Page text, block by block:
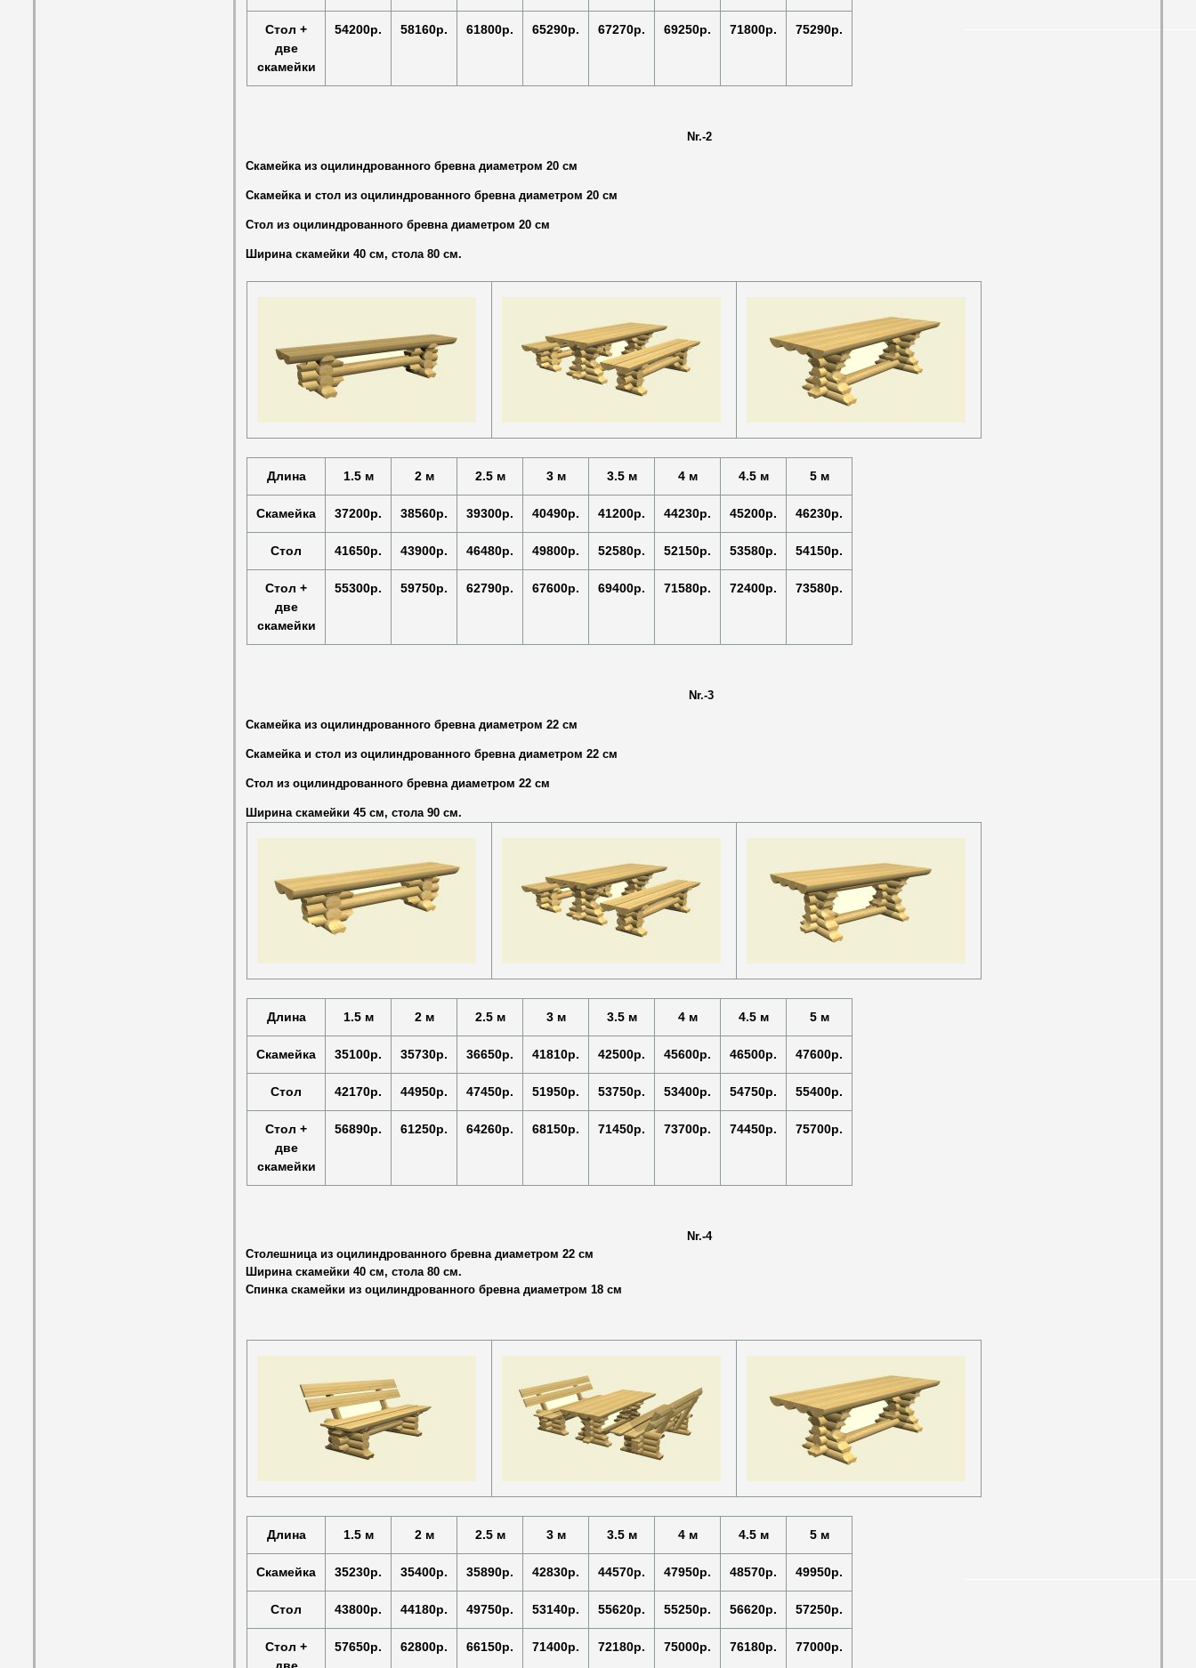
Стол +
две
скамейки
54200р. 58160р. 61800р. 65290р. 67270р. 69250р. 71800р. 75290р.
Nr.-2
Скамейка из оцилиндрованного бревна диаметром 20 см
Скамейка и стол из оцилиндрованного бревна диаметром 20 см
Стол из оцилиндрованного бревна диаметром 20 см
Ширина скамейки 40 см, стола 80 см.
Длина 1.5 м 2 м 2.5 м 3 м 3.5 м 4 м 4.5 м 5 м
Скамейка 37200р. 38560р. 39300р. 40490р. 41200р. 44230р. 45200р. 46230р.
Стол 41650р. 43900р. 46480р. 49800р. 52580р. 52150р. 53580р. 54150р.
Стол +
две
скамейки
55300р. 59750р. 62790р. 67600р. 69400р. 71580р. 72400р. 73580р.
Nr.-3
Скамейка из оцилиндрованного бревна диаметром 22 см
Скамейка и стол из оцилиндрованного бревна диаметром 22 см
Стол из оцилиндрованного бревна диаметром 22 см
Ширина скамейки 45 см, стола 90 см.
Длина 1.5 м 2 м 2.5 м 3 м 3.5 м 4 м 4.5 м 5 м
Скамейка 35100р. 35730р. 36650р. 41810р. 42500р. 45600р. 46500р. 47600р.
Стол 42170р. 44950р. 47450р. 51950р. 53750р. 53400р. 54750р. 55400р.
Стол +
две
скамейки
56890р. 61250р. 64260р. 68150р. 71450р. 73700р. 74450р. 75700р.
Nr.-4
Столешница из оцилиндрованного бревна диаметром 22 см
Ширина скамейки 40 см, стола 80 см.
Спинка скамейки из оцилиндрованного бревна диаметром 18 см
Длина 1.5 м 2 м 2.5 м 3 м 3.5 м 4 м 4.5 м 5 м
Скамейка 35230р. 35400р. 35890р. 42830р. 44570р. 47950р. 48570р. 49950р.
Стол 43800р. 44180р. 49750р. 53140р. 55620р. 55250р. 56620р. 57250р.
Стол +
57650р. 62800р. 66150р. 71400р. 72180р. 75000р. 76180р. 77000р.